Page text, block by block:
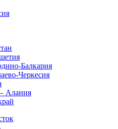
Балкария
Черкесия
Алания